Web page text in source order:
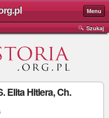
Menu
Szukaj
Elita Hitlera, Ch.